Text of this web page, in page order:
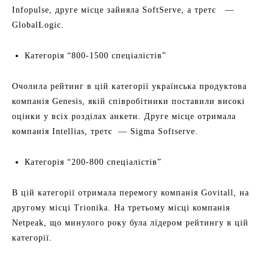
Infopulse, друге місце зайняла SoftServe, а третє —
GlobalLogic.
Категорія “800-1500 спеціалістів”
Очолила рейтинг в цій категорії українська продуктова
компанія Genesis, якій співробітники поставили високі
оцінки у всіх розділах анкети. Друге місце отримала
компанія Intellias, третє — Sigma Softserve.
Категорія “200-800 спеціалістів”
В цій категорії отримала перемогу компанія Govitall, на
другому місці Trionika. На третьому місці компанія
Netpeak, що минулого року була лідером рейтингу в цій
категорії.